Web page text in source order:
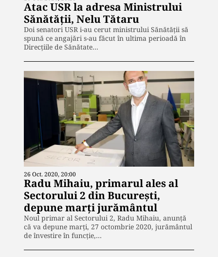
Atac USR la adresa Ministrului
Sănătății, Nelu Tătaru
Doi senatori USR i-au cerut ministrului Sănătății să
spună ce angajări s-au făcut în ultima perioadă în
Direcțiile de Sănătate…
26 Oct. 2020, 20:00
Radu Mihaiu, primarul ales al
Sectorului 2 din București,
depune marți jurământul
Noul primar al Sectorului 2, Radu Mihaiu, anunţă
că va depune marţi, 27 octombrie 2020, jurământul
de învestire în funcţie,…